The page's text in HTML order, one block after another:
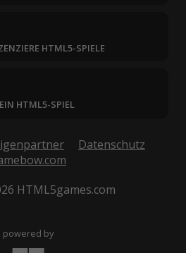
HTML5-SPIELE
HTML5-SPIEL
Datenschutz
HTML5games.com
powered by